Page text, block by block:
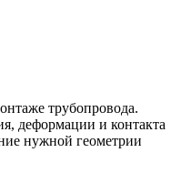
трубопровода.
деформации и контакта
нужной геометрии